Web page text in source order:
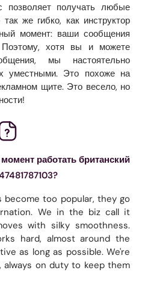
получать любые
же гибко, как инструктор
момент: ваши сообщения
хотя вы и можете
мы настоятельно
уместными. Это похоже на
щите. Это весело, но
работать британский
too popular, they go
We in the biz call it
with silky smoothness.
hard, almost around the
as long as possible. We're
always on duty to keep them